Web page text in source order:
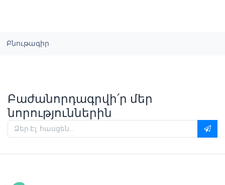
Բնութագիր
Բաժանորդագրվի՛ր մեր
նորություններին